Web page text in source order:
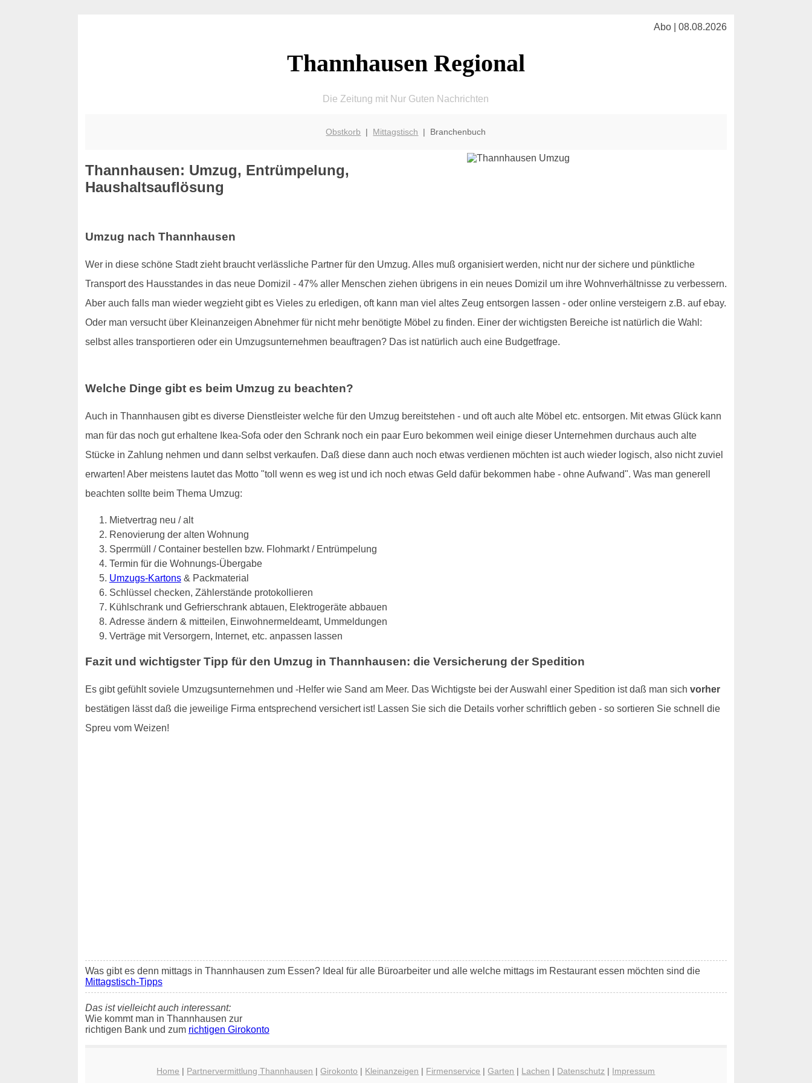
Abo | 08.08.2026
Thannhausen Regional
Die Zeitung mit Nur Guten Nachrichten
Obstkorb | Mittagstisch | Branchenbuch
Thannhausen: Umzug, Entrümpelung,
Haushaltsauflösung
Umzug nach Thannhausen
Wer in diese schöne Stadt zieht braucht verlässliche Partner für den Umzug. Alles muß organisiert werden, nicht nur der sichere und pünktliche
Transport des Hausstandes in das neue Domizil - 47% aller Menschen ziehen übrigens in ein neues Domizil um ihre Wohnverhältnisse zu verbessern.
Aber auch falls man wieder wegzieht gibt es Vieles zu erledigen, oft kann man viel altes Zeug entsorgen lassen - oder online versteigern z.B. auf ebay.
Oder man versucht über Kleinanzeigen Abnehmer für nicht mehr benötigte Möbel zu finden. Einer der wichtigsten Bereiche ist natürlich die Wahl:
selbst alles transportieren oder ein Umzugsunternehmen beauftragen? Das ist natürlich auch eine Budgetfrage.
Welche Dinge gibt es beim Umzug zu beachten?
Auch in Thannhausen gibt es diverse Dienstleister welche für den Umzug bereitstehen - und oft auch alte Möbel etc. entsorgen. Mit etwas Glück kann
man für das noch gut erhaltene Ikea-Sofa oder den Schrank noch ein paar Euro bekommen weil einige dieser Unternehmen durchaus auch alte
Stücke in Zahlung nehmen und dann selbst verkaufen. Daß diese dann auch noch etwas verdienen möchten ist auch wieder logisch, also nicht zuviel
erwarten! Aber meistens lautet das Motto "toll wenn es weg ist und ich noch etwas Geld dafür bekommen habe - ohne Aufwand". Was man generell
beachten sollte beim Thema Umzug:
Mietvertrag neu / alt
Renovierung der alten Wohnung
Sperrmüll / Container bestellen bzw. Flohmarkt / Entrümpelung
Termin für die Wohnungs-Übergabe
Umzugs-Kartons& Packmaterial
Schlüssel checken, Zählerstände protokollieren
Kühlschrank und Gefrierschrank abtauen, Elektrogeräte abbauen
Adresse ändern & mitteilen, Einwohnermeldeamt, Ummeldungen
Verträge mit Versorgern, Internet, etc. anpassen lassen
Fazit und wichtigster Tipp für den Umzug in Thannhausen: die Versicherung der Spedition
Es gibt gefühlt soviele Umzugsunternehmen und -Helfer wie Sand am Meer. Das Wichtigste bei der Auswahl einer Spedition ist daß man sich vorher
bestätigen lässt daß die jeweilige Firma entsprechend versichert ist! Lassen Sie sich die Details vorher schriftlich geben - so sortieren Sie schnell die
Spreu vom Weizen!
Was gibt es denn mittags in Thannhausen zum Essen? Ideal für alle Büroarbeiter und alle welche mittags im Restaurant essen möchten sind die
Mittagstisch-Tipps
Das ist vielleicht auch interessant:
Wie kommt man in Thannhausen zur
richtigen Bank und zum richtigen Girokonto
Home | Partnervermittlung Thannhausen |Girokonto | Kleinanzeigen | Firmenservice |Garten | Lachen | Datenschutz | Impressum